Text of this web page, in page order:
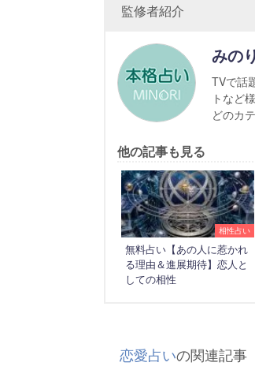
監修者紹介
みの
TVで話
トなど
どのカ
他の記事も見る
相性占い
無料占い【あの人に惹かれ
る理由＆進展期待】恋人と
しての相性
恋愛占いの関連記事